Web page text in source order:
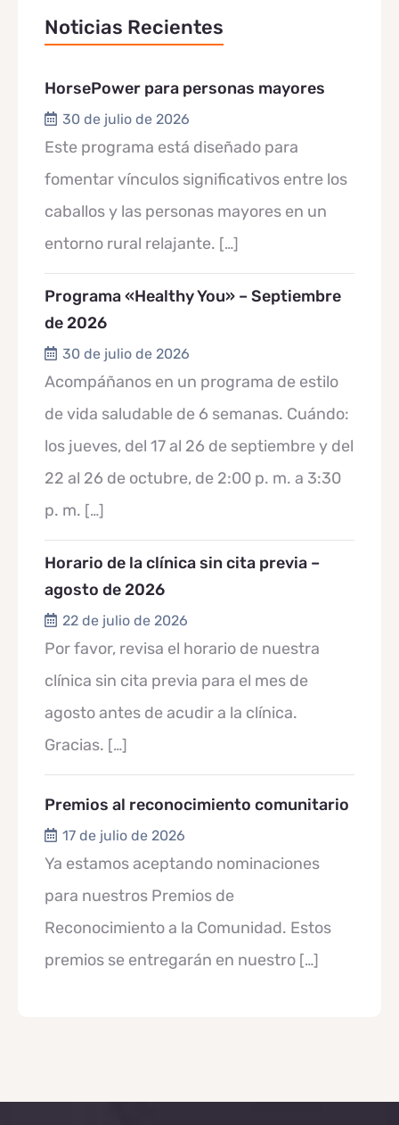
Noticias Recientes
HorsePower para personas mayores
30 de julio de 2026
Este programa está diseñado para
fomentar vínculos significativos entre los
caballos y las personas mayores en un
entorno rural relajante. […]
Programa «Healthy You» – Septiembre
de 2026
30 de julio de 2026
Acompáñanos en un programa de estilo
de vida saludable de 6 semanas. Cuándo:
los jueves, del 17 al 26 de septiembre y del
22 al 26 de octubre, de 2:00 p. m. a 3:30
p. m. […]
Horario de la clínica sin cita previa –
agosto de 2026
22 de julio de 2026
Por favor, revisa el horario de nuestra
clínica sin cita previa para el mes de
agosto antes de acudir a la clínica.
Gracias. […]
Premios al reconocimiento comunitario
17 de julio de 2026
Ya estamos aceptando nominaciones
para nuestros Premios de
Reconocimiento a la Comunidad. Estos
premios se entregarán en nuestro […]